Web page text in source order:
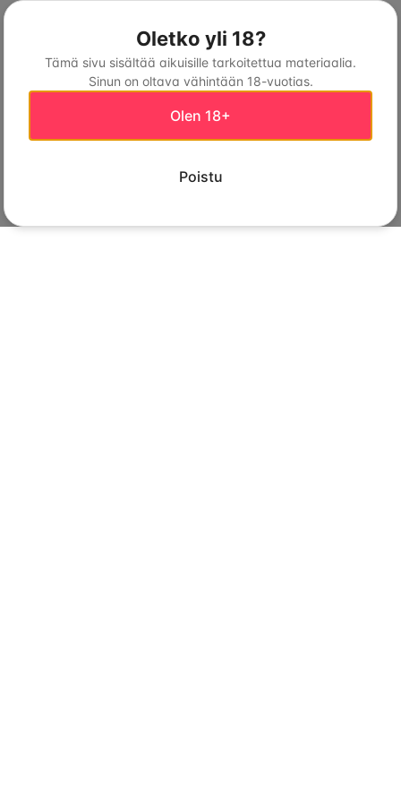
Oletko yli 18?
Tämä sivu sisältää aikuisille tarkoitettua materiaalia.
Sinun on oltava vähintään 18-vuotias.
Olen 18+
Poistu